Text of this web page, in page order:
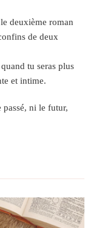
deuxième roman
de deux
tu seras plus
et intime.
passé, ni le futur,